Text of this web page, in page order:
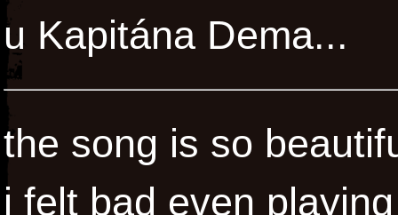
u Kapitána Dema...
the song is so
i felt bad even